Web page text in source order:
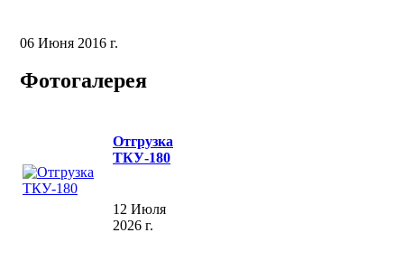
06 Июня 2016 г.
Фотогалерея
Отгрузка
ТКУ-180
12 Июля
2026 г.